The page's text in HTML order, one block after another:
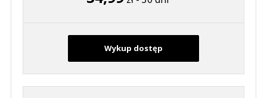
Wykup dostęp